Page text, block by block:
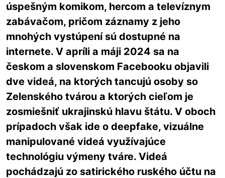
úspešným komikom, hercom a televíznym
zabávačom, pričom záznamy z jeho
mnohých vystúpení sú dostupné na
internete. V apríli a máji 2024 sa na
českom a slovenskom Facebooku objavili
dve videá, na ktorých tancujú osoby so
Zelenského tvárou a ktorých cieľom je
zosmiešniť ukrajinskú hlavu štátu. V oboch
prípadoch však ide o deepfake, vizuálne
manipulované videá využívajúce
technológiu výmeny tváre. Videá
pochádzajú zo satirického ruského účtu na